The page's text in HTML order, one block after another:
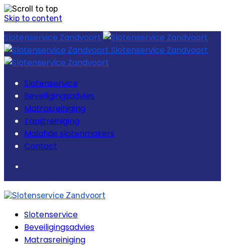
Skip to content
Slotenservice Zandvoort
Slotenservice Zandvoort
Slotenservice
Beveiligingsadvies
Matrasreiniging
Tapijtreiniging
Malafide slotenmakers
Contact
Slotenservice
Beveiligingsadvies
Matrasreiniging